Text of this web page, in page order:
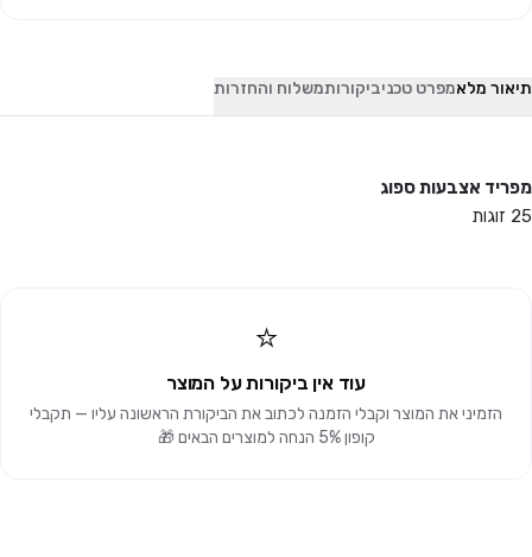
תיאור מלאמפרט טכניביקורותמשלוח והחזרות
מפריד אצבעות ספוג
25 זוגות
⭐
עוד אין ביקורות על המוצר
הזמיני את המוצר וקבלי הזמנה לכתוב את הביקורת הראשונה עליו — תקבלי
קופון 5% הנחה למוצרים הבאים 🎁